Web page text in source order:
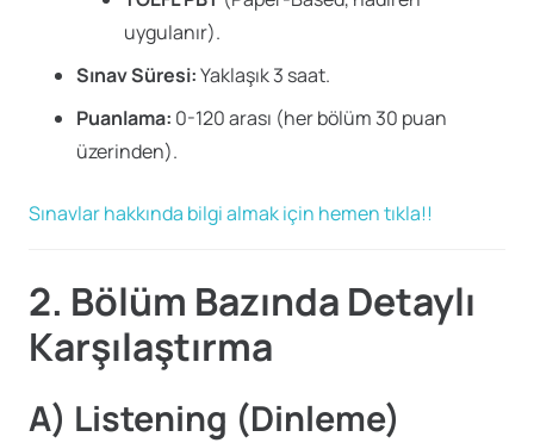
uygulanır).
Sınav Süresi:Yaklaşık 3 saat.
Puanlama: 0-120 arası (her bölüm 30 puan
üzerinden).
Sınavlar hakkında bilgi almak için hemen tıkla!!
2. Bölüm Bazında Detaylı
Karşılaştırma
A) Listening (Dinleme)